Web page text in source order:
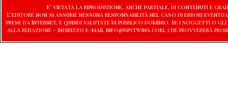
E' vietata la riproduzione, anche parziale, di contenuti e
L'editore non si assume nessuna responsabilità nel caso di errori
prese da Internet, e quindi valutate di pubblico dominio. Se i soggetti
alla redazione - indirizzo e-mail info@spytwins.com, che provvederà